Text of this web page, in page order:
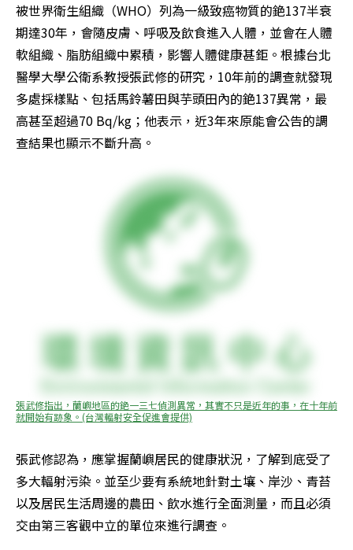
被世界衛生組織（WHO）列為一級致癌物質的銫137半衰
期達30年，會隨皮膚、呼吸及飲食進入人體，並會在人體
軟組織、脂肪組織中累積，影響人體健康甚鉅。根據台北
醫學大學公衛系教授張武修的研究，10年前的調查就發現
多處採樣點、包括馬鈴薯田與芋頭田內的銫137異常，最
高甚至超過70 Bq/kg；他表示，近3年來原能會公告的調
查結果也顯示不斷升高。
張武修指出，蘭嶼地區的銫一三七偵測異常，其實不只是近年的事，在十年前
就開始有跡象。(台灣輻射安全促進會提供)
張武修認為，應掌握蘭嶼居民的健康狀況，了解到底受了
多大輻射污染。並至少要有系統地針對土壤、岸沙、青苔
以及居民生活周邊的農田、飲水進行全面測量，而且必須
交由第三客觀中立的單位來進行調查。